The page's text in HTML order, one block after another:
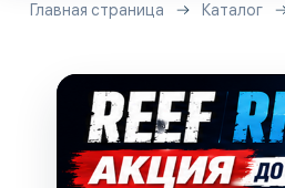
Главная страница Каталог